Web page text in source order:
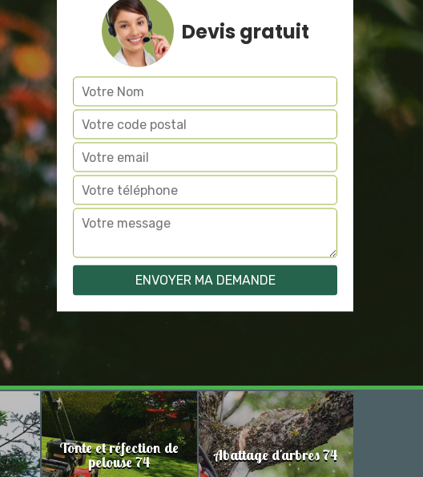
Devis gratuit
Tonte et réfection de
pelouse 74 Abattage d'arbres 74